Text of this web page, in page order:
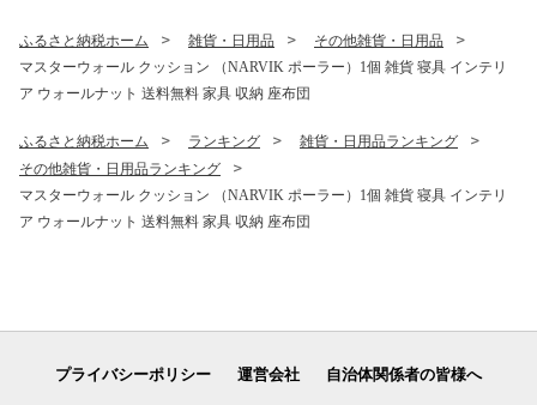
ふるさと納税ホーム 雑貨・日用品
その他雑貨・日用品
マスターウォール クッション （NARVIK ポーラー）1個 雑貨 寝具 インテリ
ア ウォールナット 送料無料 家具 収納 座布団
ふるさと納税ホーム ランキング
雑貨・日用品ランキング
その他雑貨・日用品ランキング
マスターウォール クッション （NARVIK ポーラー）1個 雑貨 寝具 インテリ
ア ウォールナット 送料無料 家具 収納 座布団
プライバシーポリシー 運営会社 自治体関係者の皆様へ